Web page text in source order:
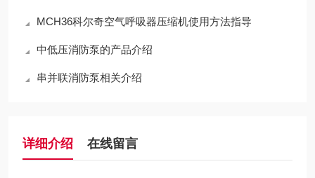
MCH36科尔奇空气呼吸器压缩机使用方法指导
中低压消防泵的产品介绍
串并联消防泵相关介绍
详细介绍 在线留言